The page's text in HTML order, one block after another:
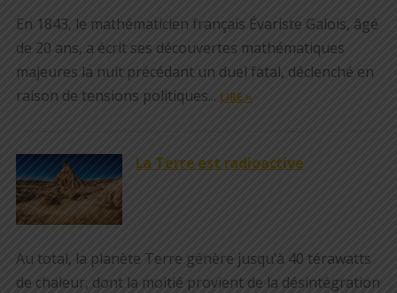
En 1843, le mathématicien français Évariste Galois, âgé
de 20 ans, a écrit ses découvertes mathématiques
majeures la nuit précédant un duel fatal, déclenché en
raison de tensions politiques... LIRE »
La Terre est radioactive
Au total, la planète Terre génère jusqu’à 40 térawatts
de chaleur, dont la moitié provient de la désintégration